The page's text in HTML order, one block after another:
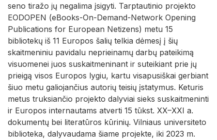
seno tiražo jų negalima įsigyti. Tarptautinio projekto
EODOPEN (eBooks-On-Demand-Network Opening
Publications for European Netizens) metu 15
bibliotekų iš 11 Europos šalių telkia dėmesį į šių
skaitmeniniu pavidalu neprieinamų darbų pateikimą
visuomenei juos suskaitmeninant ir suteikiant prie jų
prieigą visos Europos lygiu, kartu visapusiškai gerbiant
šiuo metu galiojančius autorių teisių įstatymus. Keturis
metus truksiančio projekto dalyviai sieks suskaitmeninti
ir Europos internautams atverti 15 tūkst. XX–XXI a.
dokumentų bei literatūros kūrinių. Vilniaus universiteto
biblioteka, dalyvaudama šiame projekte, iki 2023 m.